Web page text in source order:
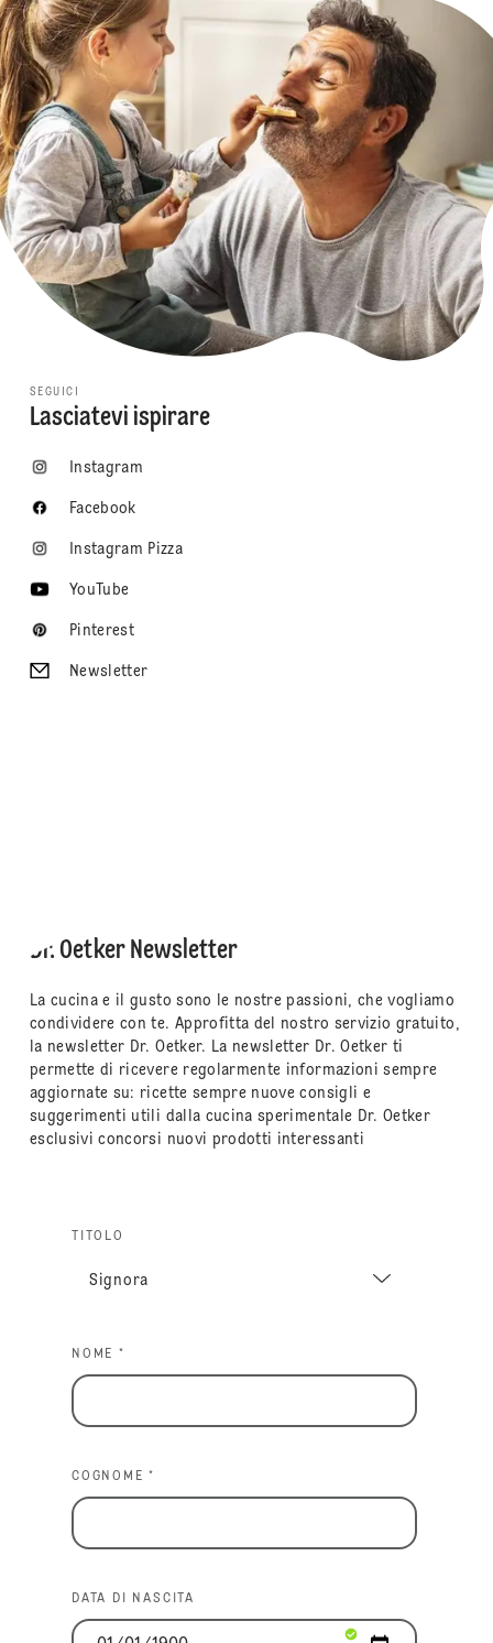
SEGUICI
Lasciatevi ispirare
Instagram
Facebook
Instagram Pizza
YouTube
Pinterest
Newsletter
Dr. Oetker Newsletter
La cucina e il gusto sono le nostre passioni, che vogliamo
condividere con te. Approfitta del nostro servizio gratuito,
la newsletter Dr. Oetker. La newsletter Dr. Oetker ti
permette di ricevere regolarmente informazioni sempre
aggiornate su: ricette sempre nuove consigli e
suggerimenti utili dalla cucina sperimentale Dr. Oetker
esclusivi concorsi nuovi prodotti interessanti
TITOLO
NOME *
COGNOME *
DATA DI NASCITA